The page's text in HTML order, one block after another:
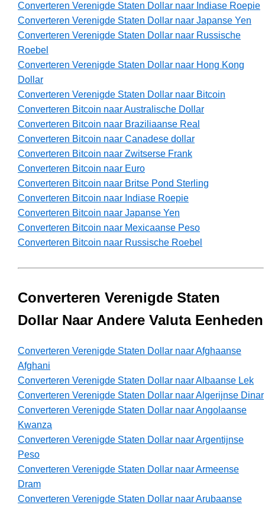
Converteren Verenigde Staten Dollar naar Indiase Roepie
Converteren Verenigde Staten Dollar naar Japanse Yen
Converteren Verenigde Staten Dollar naar Russische
Roebel
Converteren Verenigde Staten Dollar naar Hong Kong
Dollar
Converteren Verenigde Staten Dollar naar Bitcoin
Converteren Bitcoin naar Australische Dollar
Converteren Bitcoin naar Braziliaanse Real
Converteren Bitcoin naar Canadese dollar
Converteren Bitcoin naar Zwitserse Frank
Converteren Bitcoin naar Euro
Converteren Bitcoin naar Britse Pond Sterling
Converteren Bitcoin naar Indiase Roepie
Converteren Bitcoin naar Japanse Yen
Converteren Bitcoin naar Mexicaanse Peso
Converteren Bitcoin naar Russische Roebel
Converteren Verenigde Staten
Dollar Naar Andere Valuta Eenheden
Converteren Verenigde Staten Dollar naar Afghaanse
Afghani
Converteren Verenigde Staten Dollar naar Albaanse Lek
Converteren Verenigde Staten Dollar naar Algerijnse Dinar
Converteren Verenigde Staten Dollar naar Angolaanse
Kwanza
Converteren Verenigde Staten Dollar naar Argentijnse
Peso
Converteren Verenigde Staten Dollar naar Armeense
Dram
Converteren Verenigde Staten Dollar naar Arubaanse